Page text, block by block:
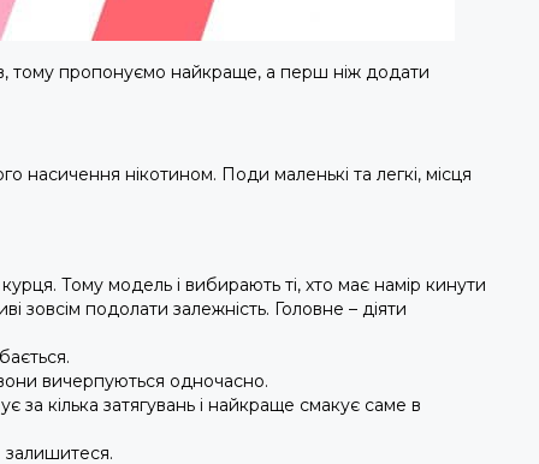
тому пропонуємо найкраще, а перш ніж додати
нікотином. Поди маленькі та легкі, місця
Тому модель і вибирають ті, хто має намір кинути
зовсім подолати залежність. Головне – діяти
вичерпуються одночасно.
кілька затягувань і найкраще смакує саме в
залишитеся.